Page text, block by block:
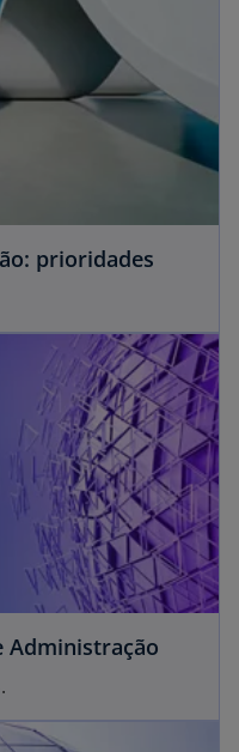
prioridades
Administração